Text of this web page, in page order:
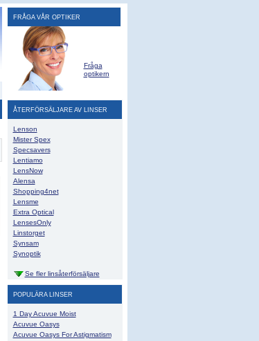
FRÅGA VÅR OPTIKER
Fråga
optikern
ÅTERFÖRSÄLJARE AV LINSER
Lenson
Mister Spex
Specsavers
Lentiamo
LensNow
Alensa
Shopping4net
Lensme
Extra Optical
LensesOnly
Linstorget
Synsam
Synoptik
Se fler linsåterförsäljare
POPULÄRA LINSER
1 Day Acuvue Moist
Acuvue Oasys
Acuvue Oasys For Astigmatism